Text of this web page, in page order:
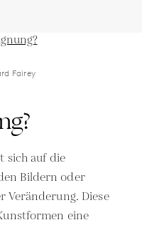
Fairey
sich auf die
Bildern oder
Veränderung. Diese
eine